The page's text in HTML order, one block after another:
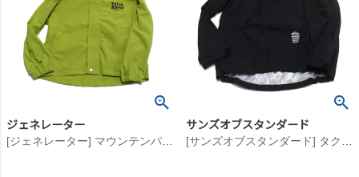
ジェネレーター サンズオブスタンダード